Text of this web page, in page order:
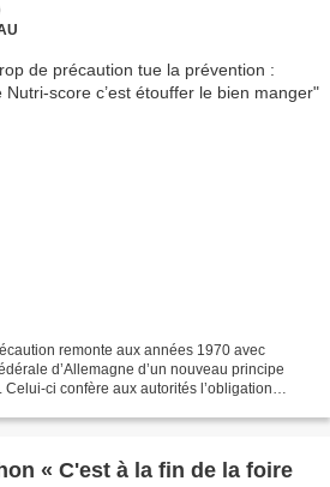
remonte aux années 1970 avec
d’Allemagne d’un nouveau principe
ci confère aux autorités l’obligation
« C'est à la fin de la foire